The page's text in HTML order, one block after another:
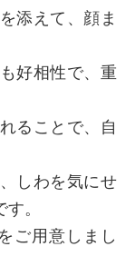
添えて、顔ま
好相性で、重
ることで、自
しわを気にせ
。
ご用意しまし